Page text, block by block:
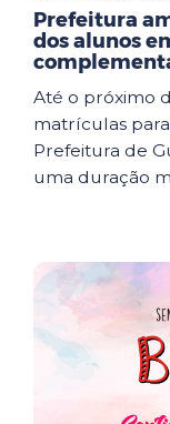
Prefeitura
dos alunos
Até o próximo
matrículas
Prefeitura de
uma duração